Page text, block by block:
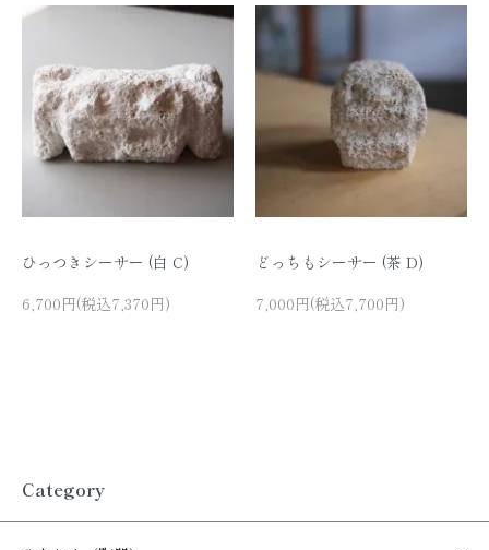
ひっつきシーサー (白 C)
6,700円(税込7,370円)
どっちもシーサー (茶 D)
7,000円(税込7,700円)
Category